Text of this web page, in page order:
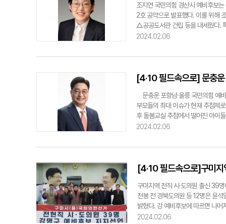
조지연 국민의힘 경산시 예비후보
2호 공약으로 발표했다. 이를 위해
△공공도서관 건립 등을 내세웠다.
사업인 교육발전특구 유치를 교육
교육발전특구와 국제화교육특구를
2024.02.06
[4·10 필드속으로] 문충
문충운 포항남·울릉 국민의힘 예
부모들의 최대 이슈가 현재 추첨제
후 돌봄교실 추첨에서 떨어진 아이
돌봄교실을 통합해 추진하는 늘봄
급병원을 추가 지정하는 등 아이
2024.02.06
[4·10 필드속으로]구미
구미지역 전직 시·도의원 출신 39
천봉 전 경북도의원 등 12명은 윤
밝혔다. 강 예비후보에 따르면 나
은 갈등을 해결하고 구미를 다시
2024.02.06